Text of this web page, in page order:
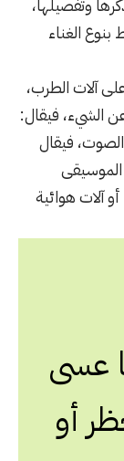
الغناء
آلات الطرب،
الشيء، فيقال:
فيقال
آلات هوائية
عسى
أو